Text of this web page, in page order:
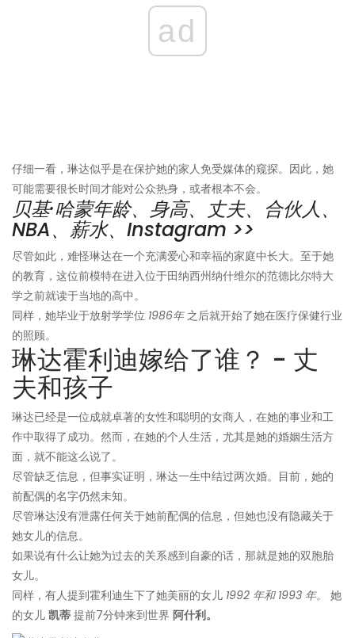
ad
仔细一看，琳达似乎是在保护她的家人免受媒体的窥探。因此，她
可能需要很长时间才能对公众热身，或者根本不会。
贝基·哈蒙年龄、身高、丈夫、合伙人、
NBA、薪水、Instagram >>
尽管如此，难怪琳达在一个充满爱心和幸福的家庭中长大。至于她
的教育，这位前模特在进入位于田纳西州纳什维尔的范德比尔特大
学之前就读于当地的高中。
同样，她毕业于放射学学位 1986年之后就开始了她在医疗保健行业
的照顾。
琳达霍利迪嫁给了谁？ - 丈
夫和孩子
琳达已经是一位成就卓著的女性和聪明的女商人，在她的事业和工
作中取得了成功。然而，在她的个人生活，尤其是她的婚姻生活方
面，就不能这么说了。
尽管缺乏信息，但事实证明，琳达一生中结过两次婚。目前，她的
前配偶的名字仍然未知。
尽管琳达没有泄露任何关于她前配偶的信息，但她也没有隐藏关于
她女儿的信息。
如果说有什么让她为过去的关系感到自豪的话，那就是她的双胞胎
女儿。
同样，有人提到霍利迪生下了她美丽的女儿 1992 年和 1993 年。
她
的女儿 凯蒂 提前7分钟来到世界 阿什利。